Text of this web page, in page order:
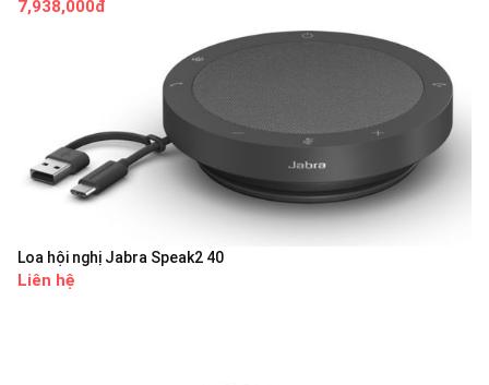
7,938,000đ
Loa hội nghị Jabra Speak2 40
Liên hệ